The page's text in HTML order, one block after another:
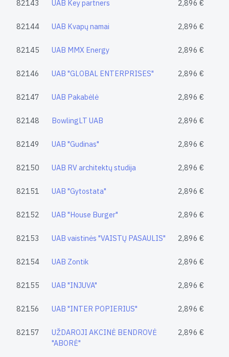
82143 UAB Key partners 2,896 €
82144 UAB Kvapų namai 2,896 €
82145 UAB MMX Energy 2,896 €
82146 UAB "GLOBAL ENTERPRISES" 2,896 €
82147 UAB Pakabėlė 2,896 €
82148 BowlingLT UAB 2,896 €
82149 UAB "Gudinas" 2,896 €
82150 UAB RV architektų studija 2,896 €
82151 UAB "Gytostata" 2,896 €
82152 UAB "House Burger" 2,896 €
82153 UAB vaistinės "VAISTŲ PASAULIS" 2,896 €
82154 UAB Zontik 2,896 €
82155 UAB "INJUVA" 2,896 €
82156 UAB "INTER POPIERIUS" 2,896 €
82157
UŽDAROJI AKCINĖ BENDROVĖ
"ABORĖ"
2,896 €